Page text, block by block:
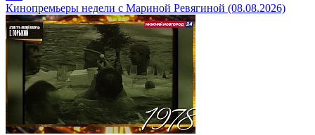
Кинопремьеры недели с Мариной Ревягиной (08.08.2026)